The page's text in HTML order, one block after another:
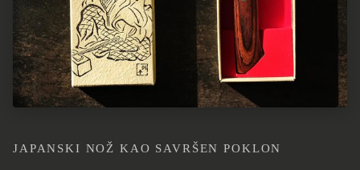
JAPANSKI NOŽ KAO SAVRŠEN POKLON